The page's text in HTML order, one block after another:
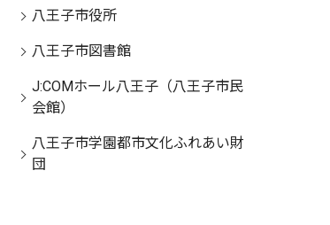
八王子市役所
八王子市図書館
J:COMホール八王子（八王子市民
会館）
八王子市学園都市文化ふれあい財
団